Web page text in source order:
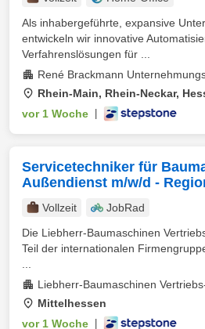
Als inhabergeführte, expansive
entwickeln wir innovative
Verfahrenslösungen für ...
René Brackmann
Rhein-Main, Rhein-Neckar,
vor 1 Woche
Servicetechniker für
Außendienst m/w/d -
Vollzeit
JobRad
Die Liebherr-Baumaschinen
Teil der internationalen
Liebherr-Baumaschinen
Mittelhessen
vor 1 Woche